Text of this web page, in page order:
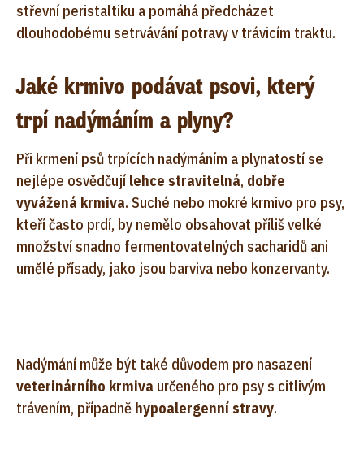
střevní peristaltiku a pomáhá předcházet
dlouhodobému setrvávání potravy v trávicím traktu.
Jaké krmivo podávat psovi, který
trpí nadýmáním a plyny?
Při krmení psů trpících nadýmáním a plynatostí se
nejlépe osvědčují lehce stravitelná, dobře
vyvážená krmiva. Suché nebo mokré krmivo pro psy,
kteří často prdí, by nemělo obsahovat příliš velké
množství snadno fermentovatelných sacharidů ani
umělé přísady, jako jsou barviva nebo konzervanty.
Nadýmání může být také důvodem pro nasazení
veterinárního krmiva určeného pro psy s citlivým
trávením, případně hypoalergenní stravy.